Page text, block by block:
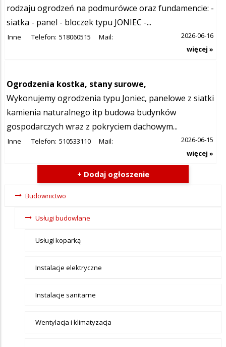
rodzaju ogrodzeń na podmurówce oraz fundamencie: -
siatka - panel - bloczek typu JONIEC -...
Inne Telefon: 518060515 Mail:
2026-06-16
więcej »
Ogrodzenia kostka, stany surowe,
Wykonujemy ogrodzenia typu Joniec, panelowe z siatki
kamienia naturalnego itp budowa budynków
gospodarczych wraz z pokryciem dachowym...
Inne Telefon: 510533110 Mail:
2026-06-15
więcej »
+ Dodaj ogłoszenie
Ogłoszenia -
Budownictwo
Budownictwo
Usługi budowlane
Usługi koparką
Instalacje elektryczne
Instalacje sanitarne
Wentylacja i klimatyzacja